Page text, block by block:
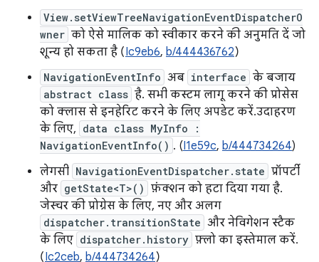
View.setViewTreeNavigationEventDispatcherO
wner को ऐसे मालिक को स्वीकार करने की अनुमति दें जो
शून्य हो सकता है (Ic9eb6, b/444436762)
NavigationEventInfo अब interface के बजाय
abstract class है. सभी कस्टम लागू करने की प्रोसेस
को क्लास से इनहेरिट करने के लिए अपडेट करें.उदाहरण
के लिए, data class MyInfo :
NavigationEventInfo() . (I1e59c, b/444734264)
लेगसी NavigationEventDispatcher.state प्रॉपर्टी
और getState<T>() फ़ंक्शन को हटा दिया गया है.
जेस्चर की प्रोग्रेस के लिए, नए और अलग
dispatcher.transitionState और नेविगेशन स्टैक
के लिए dispatcher.history फ़्लो का इस्तेमाल करें.
(Ic2ceb, b/444734264)